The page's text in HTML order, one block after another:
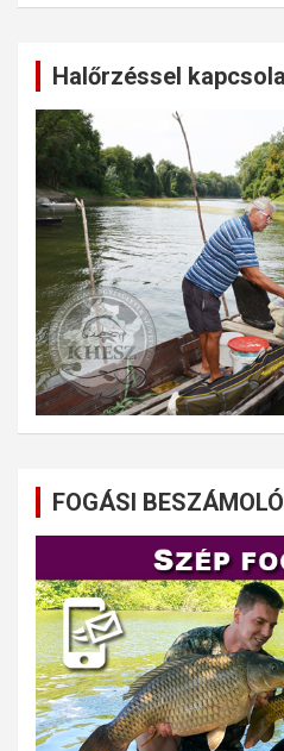
Halőrzéssel
FOGÁSI